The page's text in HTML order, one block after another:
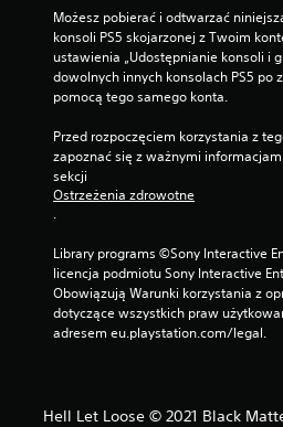
Możesz pobierać i odtwarzać
konsoli PS5 skojarzonej z Twoim
ustawienia „Udostępnianie konsoli i
dowolnych innych konsolach PS5 po
pomocą tego samego konta.
Przed rozpoczęciem korzystania z
zapoznać się z ważnymi
sekcji
Ostrzeżenia zdrowotne
.
Library programs ©Sony Interactive
licencja podmiotu Sony Interactive
Obowiązują Warunki korzystania z
dotyczące wszystkich praw
adresem eu.playstation.com/legal.
Hell Let Loose © 2021 Black